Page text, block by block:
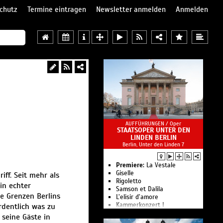
Termine eintragen Newsletter anmelden
Anmelden
Seit mehr als
echter
Grenzen Berlins
was zu
Gäste in
AUFFÜHRUNGEN / Oper
STAATSOPER UNTER DEN
LINDEN BERLIN
Berlin, Unter den Linden 7
Premiere: La Vestale
Giselle
Rigoletto
Samson et Dalila
L’elisir d’amore
Kam­mer­kon­zert I
Ballettgespräch